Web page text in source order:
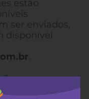
estão
ser enviados,
disponível
.
para a